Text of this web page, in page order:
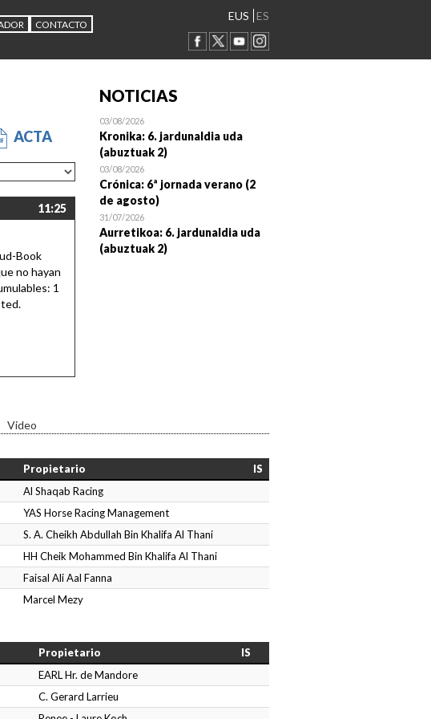
CONTACTO
EUS ES
ACTA
11:25
Book
no hayan
1
NOTICIAS
03/08/2026
Kronika: 6. jardunaldia uda
(abuztuak 2)
03/08/2026
Crónica: 6ª jornada verano (2
de agosto)
31/07/2026
Aurretikoa: 6. jardunaldia uda
(abuztuak 2)
Video
Propietario
IS
Al Shaqab Racing
YAS Horse Racing Management
S. A. Cheikh Abdullah Bin Khalifa Al Thani
HH Cheik Mohammed Bin Khalifa Al Thani
Faisal Ali Aal Fanna
Marcel Mezy
Propietario
IS
EARL Hr. de Mandore
C. Gerard Larrieu